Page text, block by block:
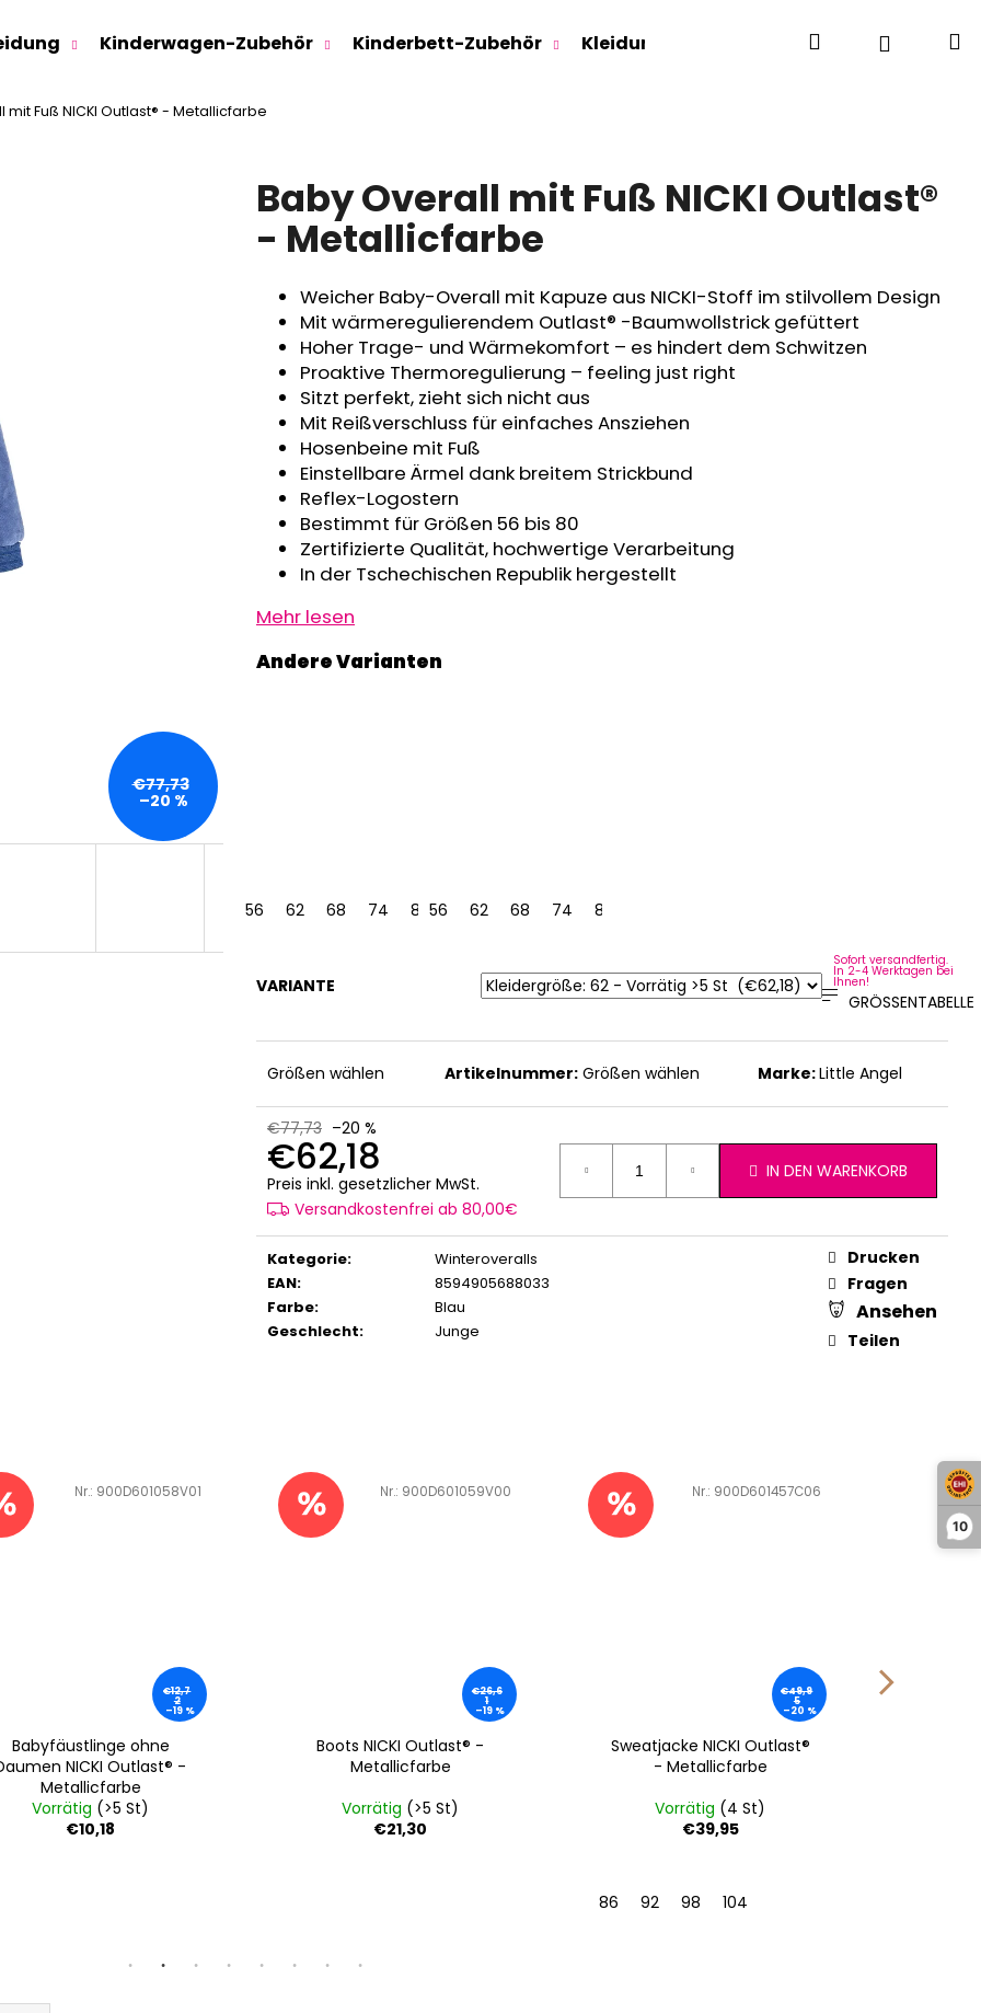
10
Kinderwagen-Zubehör Kinderbett-Zubehör Kleidung für Jugendliche Für
SuchenLogin
mit Fuß NICKI Outlast® - Metallicfarbe
Baby Overall mit Fuß NICKI Outlast®
- Metallicfarbe
Weicher Baby-Overall mit Kapuze aus NICKI-Stoff im stilvollem Design
Mit wärmeregulierendem Outlast® -Baumwollstrick gefüttert
Hoher Trage- und Wärmekomfort – es hindert dem Schwitzen
Proaktive Thermoregulierung – feeling just right
Sitzt perfekt, zieht sich nicht aus
Mit Reißverschluss für einfaches Ansziehen
Hosenbeine mit Fuß
Einstellbare Ärmel dank breitem Strickbund
Reflex-Logostern
Bestimmt für Größen 56 bis 80
Zertifizierte Qualität, hochwertige Verarbeitung
In der Tschechischen Republik hergestellt
Mehr lesen
56 62 68 74 8056 62 68 74 80
VARIANTE
Sofort versandfertig.
In 2-4 Werktagen bei
Ihnen!
GRÖSSENTABELLE
Größen wählen Artikelnummer: Größen wählen Marke:Little Angel
€77,73 –20 %
€62,18
Preis inkl. gesetzlicher MwSt.
Versandkostenfrei ab 80,00€
IN DEN WARENKORB
Kategorie:
Winteroveralls
EAN:
8594905688033
Farbe:
Blau
Geschlecht: Junge
Drucken
Fragen
Ansehen
Teilen
€77,73
–20 %
€12,7
2
–19 %
Babyfäustlinge ohne
NICKI Outlast® -
Metallicfarbe
Vorrätig (>5 St)
€10,18
Art.-Nr.: 900D601058V01
€26,6
1
–19 %
Boots NICKI Outlast® -
Metallicfarbe
Vorrätig (>5 St)
€21,30
Art.-Nr.: 900D601059V00
€49,9
5
–20 %
Sweatjacke NICKI Outlast®
- Metallicfarbe
Vorrätig (4 St)
€39,95
86 92 98 104
Art.-Nr.: 900D601457C06
Was suchen Sie?
SUCHEN
- DENIM LÖWE
KINDERSITZUNTERLAGE OUTLAST® -
GRAU MELIERT
€24,90